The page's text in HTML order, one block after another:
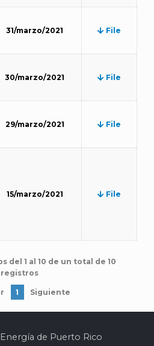
31/marzo/2021 File
30/marzo/2021 File
29/marzo/2021 File
15/marzo/2021 File
del 1 al 10 de un total de 10
registros
1 Siguiente
de Puerto Rico